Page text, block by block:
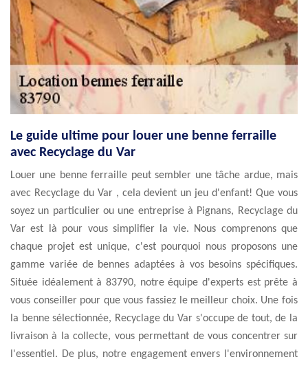
Le guide ultime pour louer une benne ferraille
avec Recyclage du Var
Louer une benne ferraille peut sembler une tâche ardue, mais
avec Recyclage du Var , cela devient un jeu d'enfant! Que vous
soyez un particulier ou une entreprise à Pignans, Recyclage du
Var est là pour vous simplifier la vie. Nous comprenons que
chaque projet est unique, c'est pourquoi nous proposons une
gamme variée de bennes adaptées à vos besoins spécifiques.
Située idéalement à 83790, notre équipe d'experts est prête à
vous conseiller pour que vous fassiez le meilleur choix. Une fois
la benne sélectionnée, Recyclage du Var s'occupe de tout, de la
livraison à la collecte, vous permettant de vous concentrer sur
l'essentiel. De plus, notre engagement envers l'environnement